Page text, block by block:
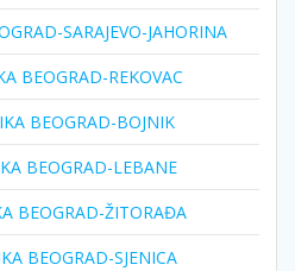
SARAJEVO-JAHORINA
BEOGRAD-REKOVAC
BEOGRAD-BOJNIK
BEOGRAD-LEBANE
BEOGRAD-ŽITORAĐA
BEOGRAD-SJENICA